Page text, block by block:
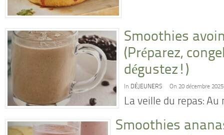
Smoothies
(Préparez,
dégustez!)
In DÉJEUNERS On 20 décembre 2025
La veille du repas:
Smoothies